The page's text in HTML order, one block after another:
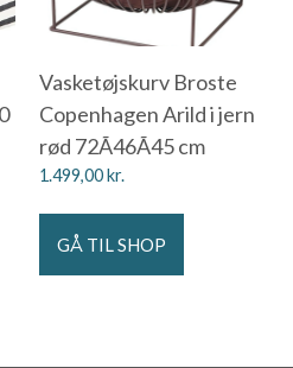
Vasketøjskurv Broste
Copenhagen Arild i jern
rød 72Ã46Ã45 cm
1.499,00kr.
GÅ TIL SHOP